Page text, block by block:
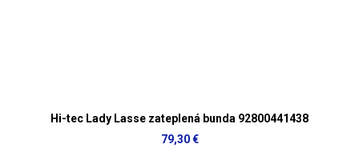
Hi-tec Lady Lasse zateplená bunda 92800441438
79,30 €